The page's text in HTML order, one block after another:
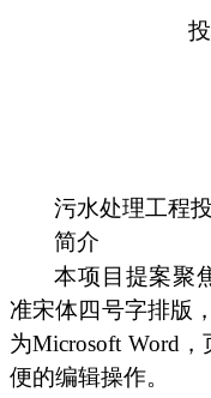
污水处理工程
简介
本项目提案聚
准宋体四号字排版
为Microsoft Word
便的编辑操作。